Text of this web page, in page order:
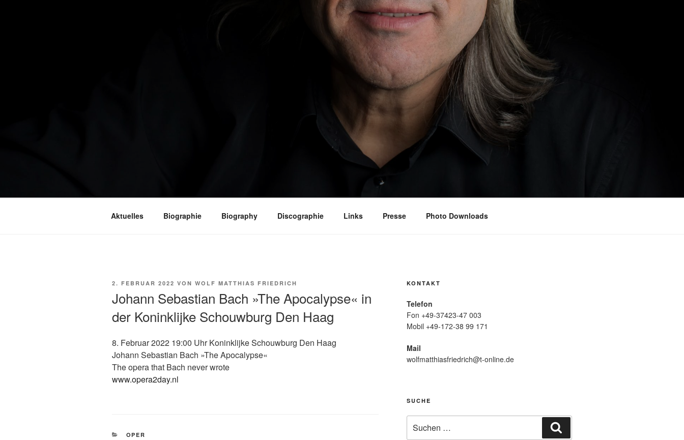
Aktuelles Biographie Biography Discographie Links Presse Photo Downloads
VERÖFFENTLICHT
2. FEBRUAR 2022 VON WOLF MATTHIAS FRIEDRICH
Johann Sebastian Bach »The Apocalypse« in
der Koninklijke Schouwburg Den Haag
8. Februar 2022 19:00 Uhr Koninklijke Schouwburg Den Haag
Johann Sebastian Bach »The Apocalypse«
The opera that Bach never wrote
www.opera2day.nl
KATEGORIEN
OPER
KONTAKT
Telefon
Fon +49-37423-47 003
Mobil +49-172-38 99 171
Mail
wolfmatthiasfriedrich@t-online.de
SUCHE
nach: